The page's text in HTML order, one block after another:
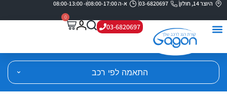
היוצר 14, חולון 03-6820697 א-ה 08:00-17:00 ו- 08:00-13:00
03-6820697
0
התאמה לפי רכב